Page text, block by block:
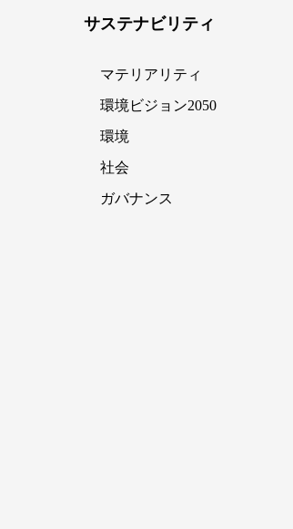
サステナビリティ
マテリアリティ
環境ビジョン2050
環境
社会
ガバナンス